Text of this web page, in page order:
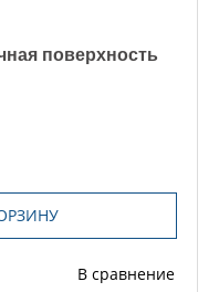
поверхность
В сравнение